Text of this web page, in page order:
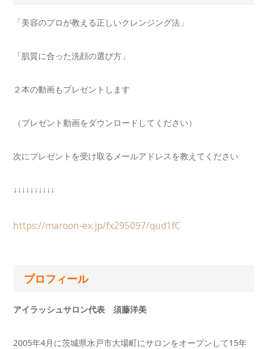
「美容のプロが教える正しいクレンジング法」
「肌質に合った洗顔の選び方」
２本の動画もプレゼントします
（プレゼント動画をダウンロードしてください）
次にプレゼントを受け取るメールアドレスを教えてください
↓↓↓↓↓↓↓↓↓↓
https://maroon-ex.jp/fx295097/qud1fC
プロフィール
アイラッシュサロン代表 須藤洋美
2005年4月に茨城県水戸市大場町にサロンをオープンして15年